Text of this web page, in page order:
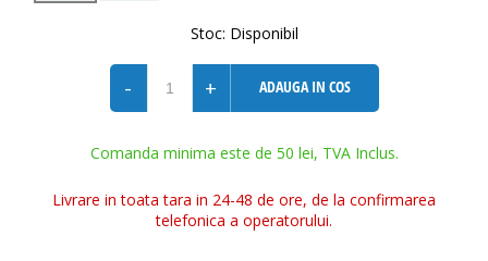
Stoc: Disponibil
- + ADAUGA IN COS
Comanda minima este de 50 lei, TVA Inclus.
Livrare in toata tara in 24-48 de ore, de la confirmarea
telefonica a operatorului.